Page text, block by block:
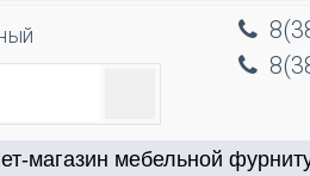
магазин мебельной